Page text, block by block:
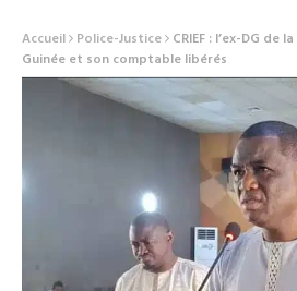
Accueil Police-Justice CRIEF : l’ex-DG de
Guinée et son comptable libérés